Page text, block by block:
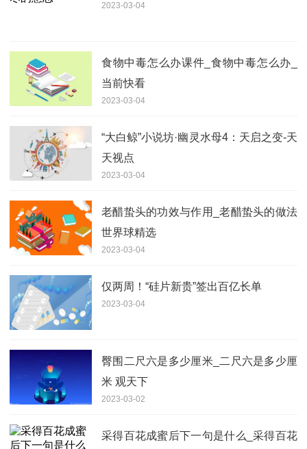
2023-03-04
食物中毒怎么办课件_食物中毒怎么办_
当前快看
2023-03-04
“大白鲸”小说坊·幽灵水母4：天启之变-天
天视点
2023-03-04
老醋蛰头的功效与作用_老醋蛰头的做法
世界球精选
2023-03-04
仅两周！“硅片新贵”签出百亿长单
2023-03-04
臀围二尺六是多少厘米_二尺六是多少厘
米 观天下
2023-03-02
采得百花成蜜后下一句是什么_采得百花